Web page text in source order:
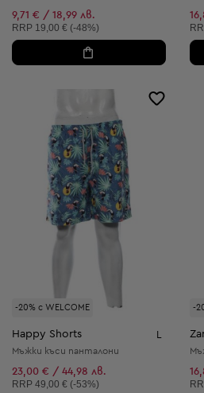
9,71 € / 18,99 лв.
Препоръчителна цена:
RRP 19,00 € (-48%)
-20% с WELCOME
Happy Shorts L
Мъжки къси панталони
23,00 € / 44,98 лв.
Препоръчителна цена:
RRP 49,00 € (-53%)
-